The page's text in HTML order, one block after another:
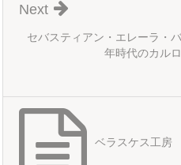
セバスティアン・エレーラ・
年時代のカル
Next
ベラスケス工房